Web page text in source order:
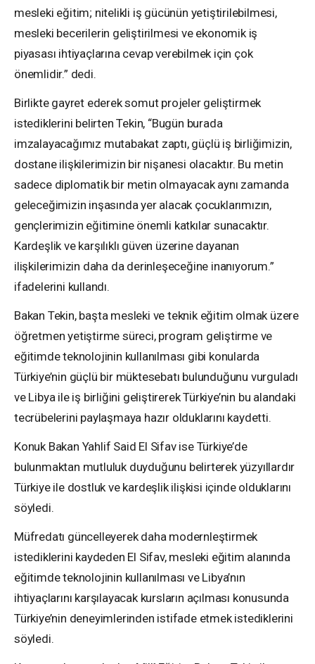
mesleki eğitim; nitelikli iş gücünün yetiştirilebilmesi,
mesleki becerilerin geliştirilmesi ve ekonomik iş
piyasası ihtiyaçlarına cevap verebilmek için çok
önemlidir.” dedi.
Birlikte gayret ederek somut projeler geliştirmek
istediklerini belirten Tekin, “Bugün burada
imzalayacağımız mutabakat zaptı, güçlü iş birliğimizin,
dostane ilişkilerimizin bir nişanesi olacaktır. Bu metin
sadece diplomatik bir metin olmayacak aynı zamanda
geleceğimizin inşasında yer alacak çocuklarımızın,
gençlerimizin eğitimine önemli katkılar sunacaktır.
Kardeşlik ve karşılıklı güven üzerine dayanan
ilişkilerimizin daha da derinleşeceğine inanıyorum.”
ifadelerini kullandı.
Bakan Tekin, başta mesleki ve teknik eğitim olmak üzere
öğretmen yetiştirme süreci, program geliştirme ve
eğitimde teknolojinin kullanılması gibi konularda
Türkiye’nin güçlü bir müktesebatı bulunduğunu vurguladı
ve Libya ile iş birliğini geliştirerek Türkiye’nin bu alandaki
tecrübelerini paylaşmaya hazır olduklarını kaydetti.
Konuk Bakan Yahlif Said El Sifav ise Türkiye’de
bulunmaktan mutluluk duyduğunu belirterek yüzyıllardır
Türkiye ile dostluk ve kardeşlik ilişkisi içinde olduklarını
söyledi.
Müfredatı güncelleyerek daha modernleştirmek
istediklerini kaydeden El Sifav, mesleki eğitim alanında
eğitimde teknolojinin kullanılması ve Libya’nın
ihtiyaçlarını karşılayacak kursların açılması konusunda
Türkiye’nin deneyimlerinden istifade etmek istediklerini
söyledi.